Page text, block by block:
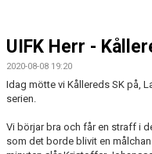
DOKUMENT
KONTAKT
MATCHER
UIFK Herr -
2020-08-08 19:20
Idag mötte vi Kållereds SK på,
serien.
Vi börjar bra och får en straff i
som det borde blivit en